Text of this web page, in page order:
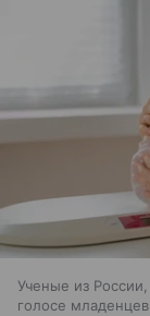
Ученые из
голосе младенцев